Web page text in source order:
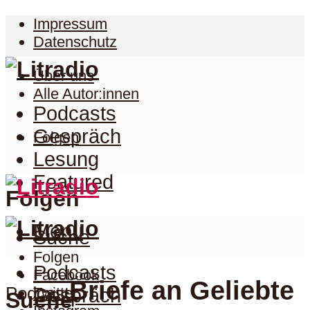
Impressum
Datenschutz
Über uns
Alle Autor:innen
Folgen
Folgen
Folgen
Facebook
Twitter
Podcasts
Gespräch
Lesung
Featured
Menu
Suche
Suche
Podcasts
Gespräch
PodcastBriefe an Geliebte